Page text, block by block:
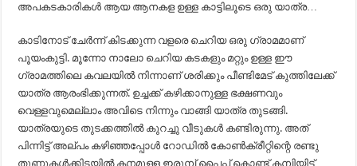
അപകടകാരികൾ ആയ ആനകള ഉള്ള കാട്ടിലൂടെ ഒരു യാത്ര…
കാടിനോട്‌ ചേർന്ന് കിടക്കുന്ന വളരെ ചെറിയ ഒരു ഗ്രാമമാണ്
പൂയംകുട്ടി. മൂന്നോ നാലോ ചെറിയ കടകളും മറ്റും ഉള്ള ഈ
ഗ്രാമത്തിലെ കവലയിൽ നിന്നാണ് ശരിക്കും പീണ്ടിമേട്‌ കുത്തിലേക്ക്‌
യാത്ര ആരംഭിക്കുന്നത്. ഉച്ചക്ക് കഴിക്കാനുള്ള ഭക്ഷണവും
വെള്ളവുമെല്ലാം അവിടെ നിന്നും വാങ്ങി യാത്ര തുടങ്ങി.
യാത്രയുടെ തുടക്കത്തിൽ കുറച്ചു വീടുകൾ കണ്ടിരുന്നു. അത്
പിന്നിട്ട് അല്പം കഴിഞ്ഞപ്പോൾ റോഡിൽ കോണ്‍ക്രീറ്റിന്റെ രണ്ടു
തൂണുകൾക്കിടയിൽ കനമുള്ള ഇരുമ്പ് പൈപ്പ് കൊണ്ട് കമ്പിയിട്ട്